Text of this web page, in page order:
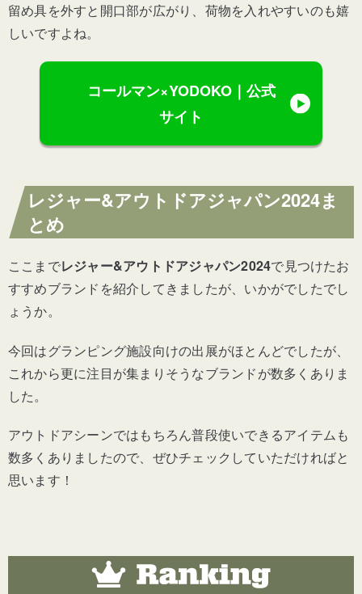
留め具を外すと開口部が広がり、荷物を入れやすいのも嬉
しいですよね。
コールマン×YODOKO｜公式
サイト
レジャー&アウトドアジャパン2024ま
とめ
ここまでレジャー&アウトドアジャパン2024で見つけたお
すすめブランドを紹介してきましたが、いかがでしたでし
ょうか。
今回はグランピング施設向けの出展がほとんどでしたが、
これから更に注目が集まりそうなブランドが数多くありま
した。
アウトドアシーンではもちろん普段使いできるアイテムも
数多くありましたので、ぜひチェックしていただければと
思います！